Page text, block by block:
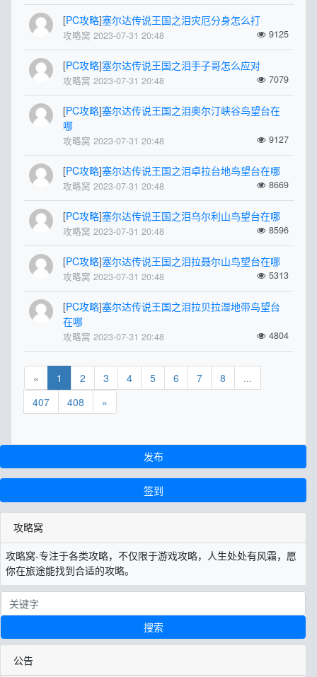
[PC攻略]塞尔达传说王国之泪灾厄分身怎么打
攻略窝 2023-07-31 20:48 9125
[PC攻略]塞尔达传说王国之泪手子哥怎么应对
攻略窝 2023-07-31 20:48 7079
[PC攻略]塞尔达传说王国之泪奥尔汀峡谷鸟望台在
哪
攻略窝 2023-07-31 20:48 9127
[PC攻略]塞尔达传说王国之泪卓拉台地鸟望台在哪
攻略窝 2023-07-31 20:48 8669
[PC攻略]塞尔达传说王国之泪乌尔利山鸟望台在哪
攻略窝 2023-07-31 20:48 8596
[PC攻略]塞尔达传说王国之泪拉聂尔山鸟望台在哪
攻略窝 2023-07-31 20:48 5313
[PC攻略]塞尔达传说王国之泪拉贝拉湿地带鸟望台
在哪
攻略窝 2023-07-31 20:48 4804
« 1 2 3 4 5 6 7 8
...
407
408 »
发布
签到
攻略窝
攻略窝-专注于各类攻略，不仅限于游戏攻略，人生处处有风霜，愿
你在旅途能找到合适的攻略。
搜索
公告